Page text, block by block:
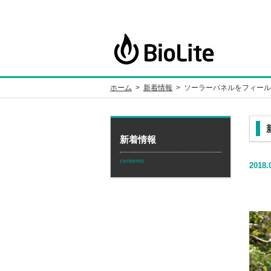
ホーム > 新着情報 > ソーラーパネルをフィー
新着情報
contents